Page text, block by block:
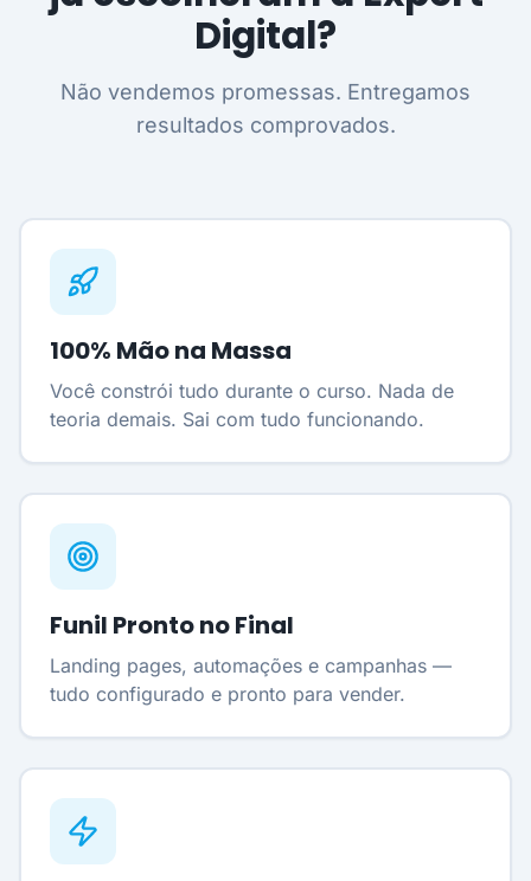
Digital?
Não vendemos promessas. Entregamos
resultados comprovados.
100% Mão na Massa
Você constrói tudo durante o curso. Nada de
teoria demais. Sai com tudo funcionando.
Funil Pronto no Final
Landing pages, automações e campanhas —
tudo configurado e pronto para vender.